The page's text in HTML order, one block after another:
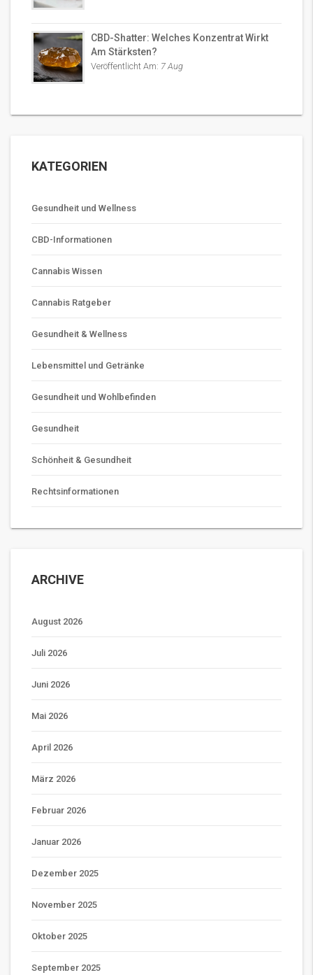
CBD-Shatter: Welches Konzentrat Wirkt
Am Stärksten?
Veröffentlicht Am: 7 Aug
KATEGORIEN
Gesundheit und Wellness
CBD-Informationen
Cannabis Wissen
Cannabis Ratgeber
Gesundheit & Wellness
Lebensmittel und Getränke
Gesundheit und Wohlbefinden
Gesundheit
Schönheit & Gesundheit
Rechtsinformationen
ARCHIVE
August 2026
Juli 2026
Juni 2026
Mai 2026
April 2026
März 2026
Februar 2026
Januar 2026
Dezember 2025
November 2025
Oktober 2025
September 2025